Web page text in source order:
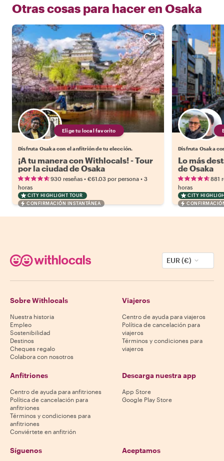
Otras cosas para hacer en Osaka
Elige tu local favorito
Disfruta Osaka con el anfitrión de tu elección.
¡A tu manera con Withlocals! - Tour
por la ciudad de Osaka
930 reseñas • €61.03 por persona • 3
horas
CITY HIGHLIGHT TOUR
CONFIRMACIÓN INSTANTÁNEA
Disfruta Osaka
Lo más
de Osaka
881
horas
CITY
EUR (€)
Sobre Withlocals
Nuestra historia
Empleo
Sostenibilidad
Destinos
Cheques regalo
Colabora con nosotros
Viajeros
Centro de ayuda para viajeros
Política de cancelación para
viajeros
Términos y condiciones para
viajeros
Anfitriones
Centro de ayuda para anfitriones
Política de cancelación para
anfitriones
Términos y condiciones para
anfitriones
Conviértete en anfitrión
Descarga nuestra app
App Store
Google Play Store
Síguenos Aceptamos